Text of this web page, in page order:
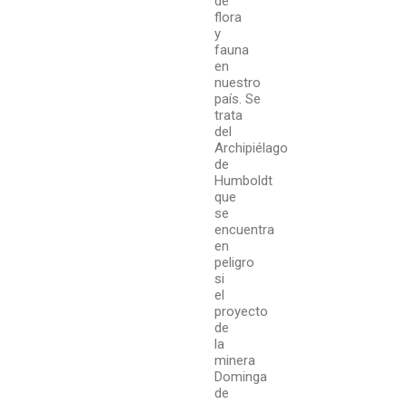
flora
y
fauna
en
nuestro
país. Se
trata
del
Archipiélago
de
Humboldt
que
se
encuentra
en
peligro
si
el
proyecto
de
la
minera
Dominga
de